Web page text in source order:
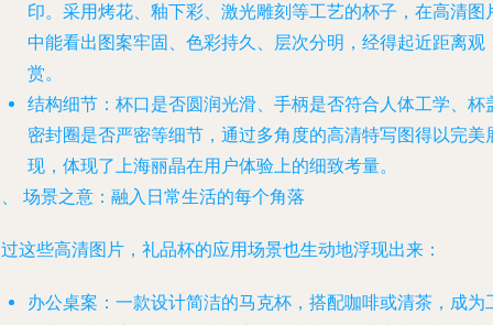
印。采用烤花、釉下彩、激光雕刻等工艺的杯子，在高清图
中能看出图案牢固、色彩持久、层次分明，经得起近距离观
赏。
结构细节 ：杯口是否圆润光滑、手柄是否符合人体工学、杯
密封圈是否严密等细节，通过多角度的高清特写图得以完美
现，体现了上海丽晶在用户体验上的细致考量。
场景之意：融入日常生活的每个角落
这些高清图片，礼品杯的应用场景也生动地浮现出来：
办公桌案 ：一款设计简洁的马克杯，搭配咖啡或清茶，成为